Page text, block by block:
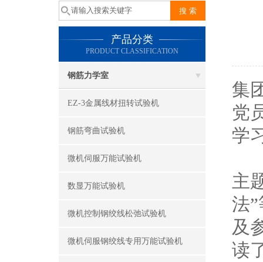
产品分类
PRODUCT CLASSIFICATION
钢筋力学室
EZ-3金属线材扭转试验机
钢筋弯曲试验机
微机伺服万能试验机
数显万能试验机
微机控制钢绞线松弛试验机
微机伺服钢绞线专用万能试验机
集
党
学
主
法
及
读